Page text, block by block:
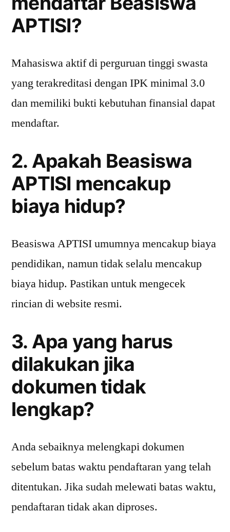
APTISI?
Mahasiswa aktif di perguruan tinggi swasta
yang terakreditasi dengan IPK minimal 3.0
dan memiliki bukti kebutuhan finansial dapat
mendaftar.
2. Apakah Beasiswa
APTISI mencakup
biaya hidup?
Beasiswa APTISI umumnya mencakup biaya
pendidikan, namun tidak selalu mencakup
biaya hidup. Pastikan untuk mengecek
rincian di website resmi.
3. Apa yang harus
dilakukan jika
dokumen tidak
lengkap?
Anda sebaiknya melengkapi dokumen
sebelum batas waktu pendaftaran yang telah
ditentukan. Jika sudah melewati batas waktu,
pendaftaran tidak akan diproses.